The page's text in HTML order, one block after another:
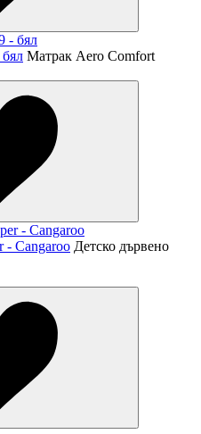
Матрак Aero Comfort
- Cangaroo Детско дървено